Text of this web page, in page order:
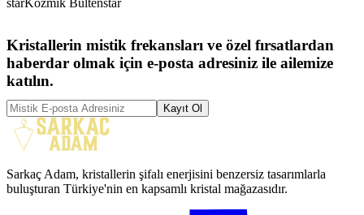
starKozmik Bültenstar
Kristallerin mistik frekansları ve özel fırsatlardan
haberdar olmak için e-posta adresiniz ile ailemize
katılın.
Kayıt Ol
Sarkaç Adam, kristallerin şifalı enerjisini benzersiz tasarımlarla
buluşturan Türkiye'nin en kapsamlı kristal mağazasıdır.